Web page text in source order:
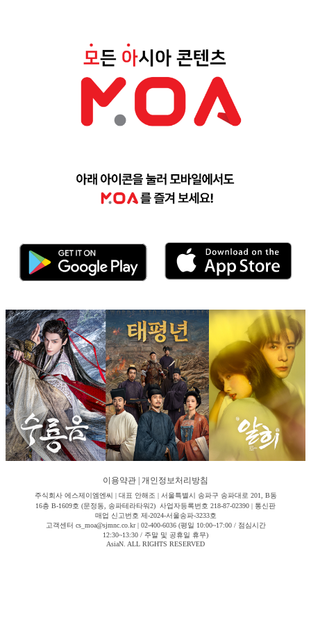
이용약관 개인정보처리방침
주식회사 에스제이엠엔씨 | 대표 안해조 | 서울특별시 송파구 송파대로 201, B동
16층 B-1609호 (문정동, 송파테라타워2) 사업자등록번호 218-87-02390 | 통신판
매업 신고번호 제-2024-서울송파-3233호
고객센터 cs_moa@sjmnc.co.kr | 02-400-6036 (평일 10:00~17:00 / 점심시간
12:30~13:30 / 주말 및 공휴일 휴무)
AsiaN. ALL RIGHTS RESERVED